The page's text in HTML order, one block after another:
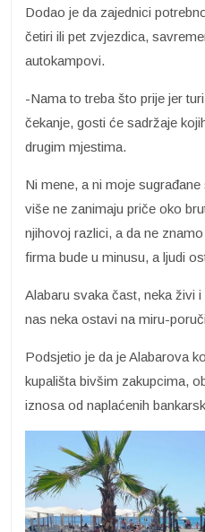
Dodao je da zajednici
četiri ili pet zvjezdica,
autokampovi.
-Nama to treba što prije jer
čekanje, gosti će sadržaje
drugim mjestima.
Ni mene, a ni moje
više ne zanimaju priče oko
njihovoj razlici, a da ne
firma bude u minusu, a ljudi
Alabaru svaka čast, neka živi
nas neka ostavi na miru-
Podsjetio je da je Alabarova
kupališta bivšim zakupcima,
iznosa od naplaćenih